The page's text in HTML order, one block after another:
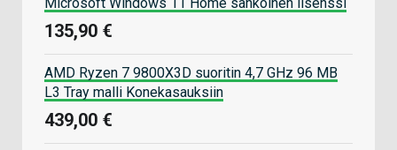
Microsoft Windows 11 Home sähköinen lisenssi
135,90 €
AMD Ryzen 7 9800X3D suoritin 4,7 GHz 96 MB
L3 Tray malli Konekasauksiin
439,00 €